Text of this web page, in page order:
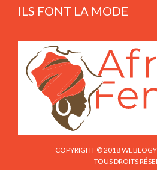
ILS FONT LA MODE
COPYRIGHT © 2018
TOUS DROITS